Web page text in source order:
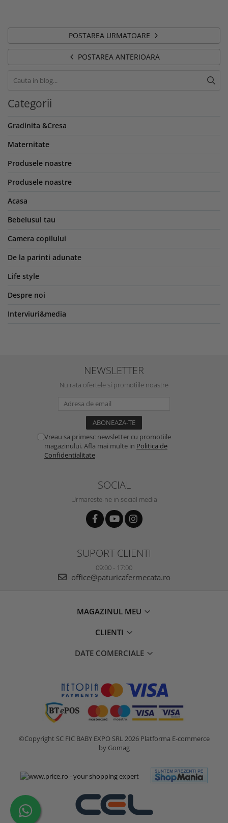
POSTAREA URMATOARE
POSTAREA ANTERIOARA
Categorii
Gradinita &Cresa
Maternitate
Produsele noastre
Produsele noastre
Acasa
Bebelusul tau
Camera copilului
De la parinti adunate
Life style
Despre noi
Interviuri&media
NEWSLETTER
Nu rata ofertele si promotiile noastre
Vreau sa primesc newsletter cu promotiile
magazinului. Afla mai multe in Politica de
Confidentialitate
SOCIAL
Urmareste-ne in social media
SUPORT CLIENTI
09:00 - 17:00
office@paturicafermecata.ro
MAGAZINUL MEU
CLIENTI
DATE COMERCIALE
©Copyright SC FIC BABY EXPO SRL 2026 Platforma E-commerce
by Gomag